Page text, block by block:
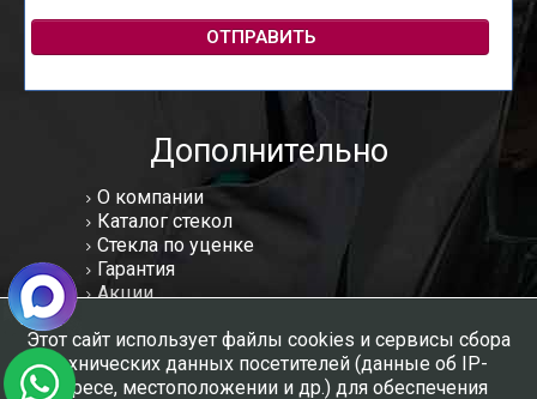
ОТПРАВИТЬ
Дополнительно
О компании
Каталог стекол
Стекла по уценке
Гарантия
Акции
Отзывы
Вакансии
Контакты
Этот сайт использует файлы cookies и сервисы сбора
технических данных посетителей (данные об IP-
адресе, местоположении и др.) для обеспечения